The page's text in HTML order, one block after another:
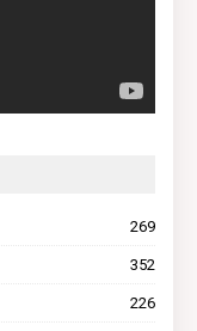
269
352
226